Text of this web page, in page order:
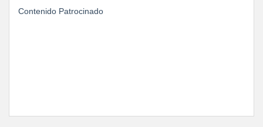
Contenido Patrocinado